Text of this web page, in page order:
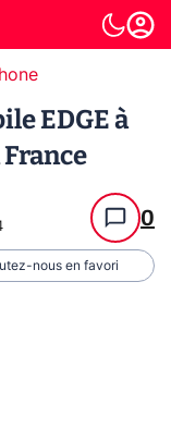
EDGE à
0
nous en favori